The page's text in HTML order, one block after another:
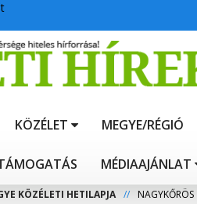
KÖZÉLET MEGYE/RÉGIÓ
MÉDIAAJÁNLAT
KÖZÉLETI HETILAPJA // NAGYKŐRÖS